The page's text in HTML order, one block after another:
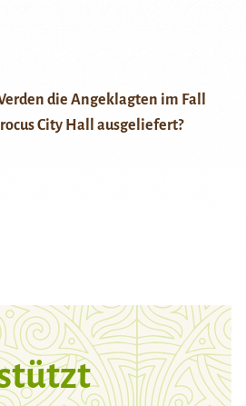
die Angeklagten im Fall
City Hall ausgeliefert?